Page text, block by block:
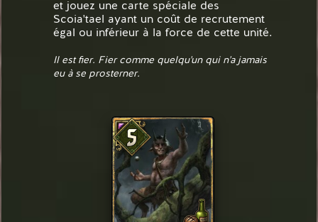
et jouez une carte spéciale des
Scoia'tael ayant un coût de recrutement
égal ou inférieur à la force de cette unité.
Il est fier. Fier comme quelqu'un qui n'a jamais
eu à se prosterner.